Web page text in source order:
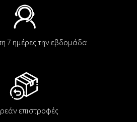
7 ημέρες την εβδομάδα
επιστροφές